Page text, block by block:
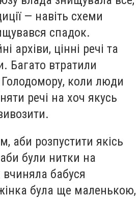
— навіть схеми
спадок.
архіви, цінні речі та
Багато втратили
Голодомору, коли люди
речі на хоч якусь
аби розпустити якісь
аби були нитки на
бабуся
була ще маленькою,